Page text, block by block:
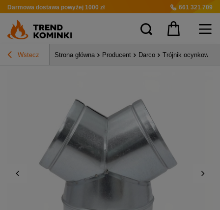
Darmowa dostawa powyżej 1000 zł 661 321 709
Wstecz Strona główna Producent Darco Trójnik